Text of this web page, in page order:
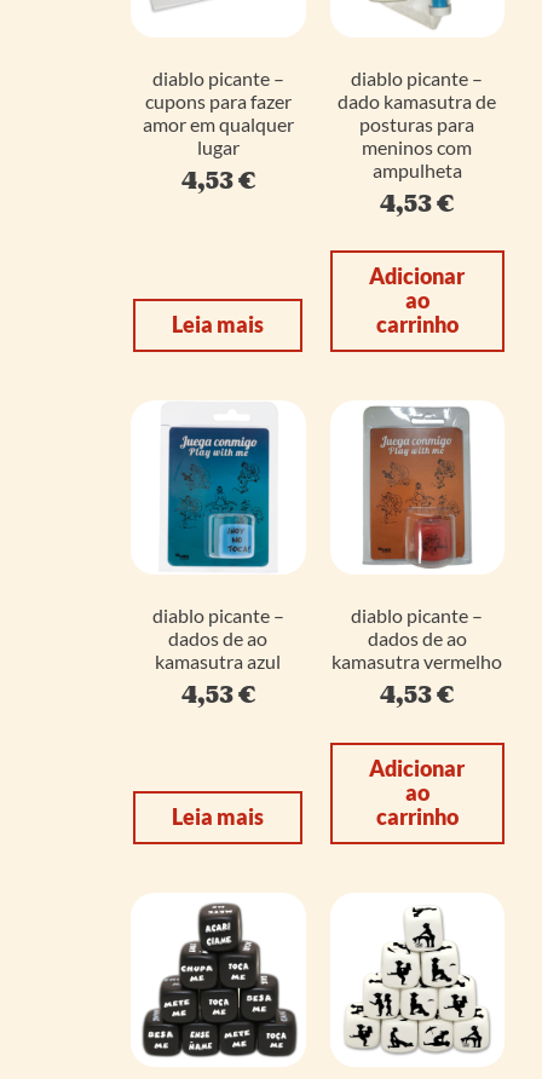
diablo picante –
cupons para fazer
amor em qualquer
lugar
4,53€
Leia mais
diablo picante –
dado kamasutra de
posturas para
meninos com
ampulheta
4,53€
Adicionar
ao
carrinho
diablo picante –
dados de ao
kamasutra azul
4,53€
Leia mais
diablo picante –
dados de ao
kamasutra vermelho
4,53€
Adicionar
ao
carrinho